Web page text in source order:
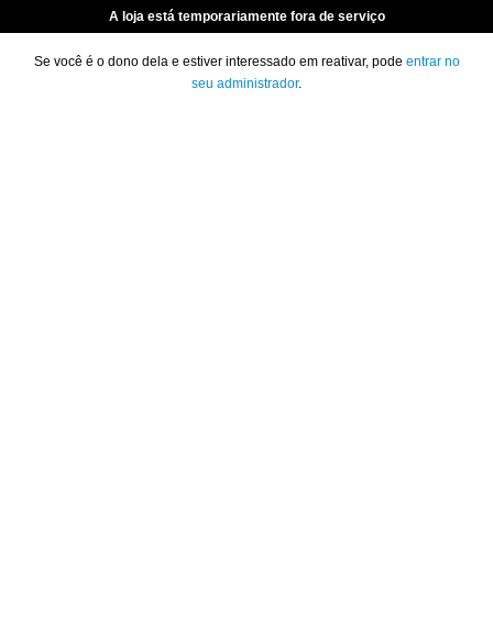
A loja está temporariamente fora de serviço
Se você é o dono dela e estiver interessado em reativar, pode entrar no
seu administrador.